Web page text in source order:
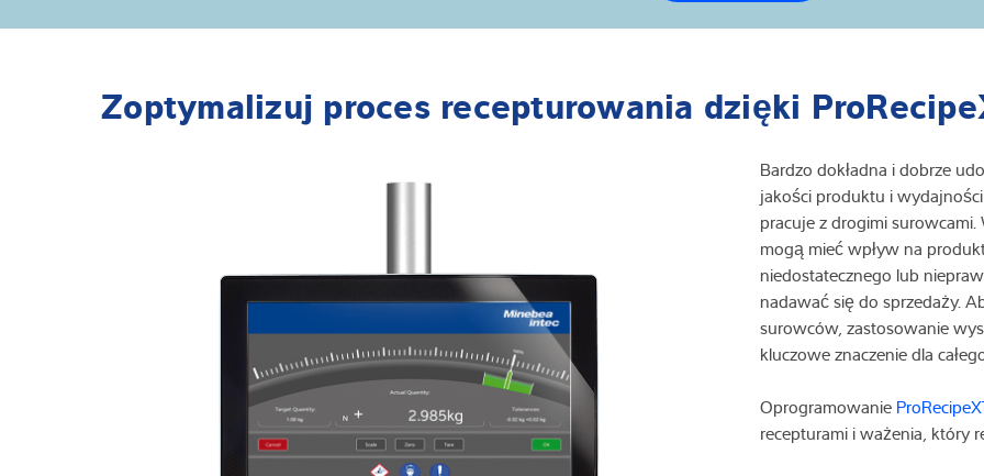
Zoptymalizuj proces recepturowania dzięki
Bardzo dokładna i dobrze
jakości produktu i
pracuje z drogimi
mogą mieć wpływ na
niedostatecznego lub
nadawać się do sprzedaży.
surowców, zastosowanie
kluczowe znaczenie dla
Oprogramowanie
recepturami i ważenia, który